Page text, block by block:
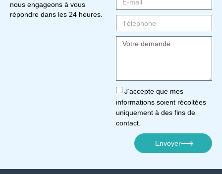
nous engageons à vous
répondre dans les 24 heures.
J’accepte que mes
informations soient récoltées
uniquement à des fins de
contact.
Envoyer